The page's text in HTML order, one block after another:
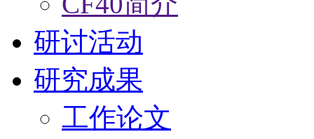
研讨活动
研究成果
工作论文